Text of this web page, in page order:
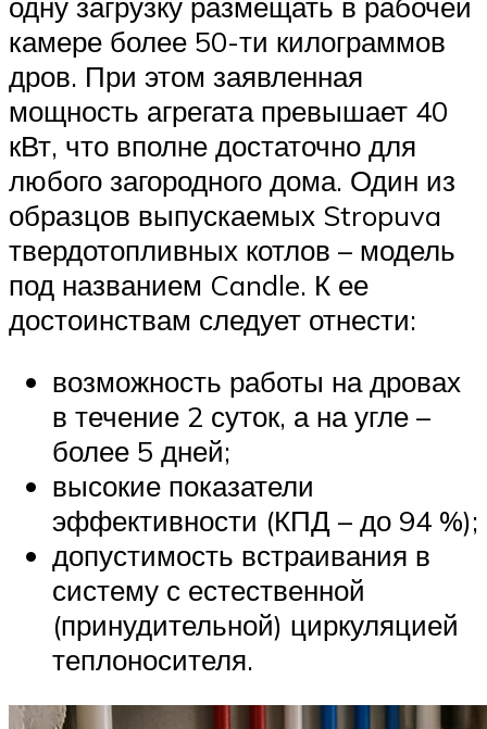
камере более 50-ти килограммов
дров. При этом заявленная
мощность агрегата превышает 40
кВт, что вполне достаточно для
любого загородного дома. Один из
образцов выпускаемых Stropuva
твердотопливных котлов – модель
под названием Candle. К ее
достоинствам следует отнести:
возможность работы на дровах
в течение 2 суток, а на угле –
более 5 дней;
высокие показатели
эффективности (КПД – до 94 %);
допустимость встраивания в
систему с естественной
(принудительной) циркуляцией
теплоносителя.